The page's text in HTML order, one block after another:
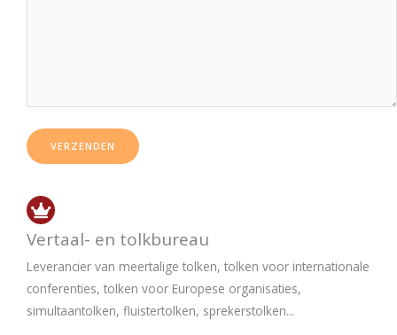
Vertaal- en tolkbureau
Leverancier van meertalige tolken, tolken voor internationale
conferenties, tolken voor Europese organisaties,
simultaantolken, fluistertolken, sprekerstolken...